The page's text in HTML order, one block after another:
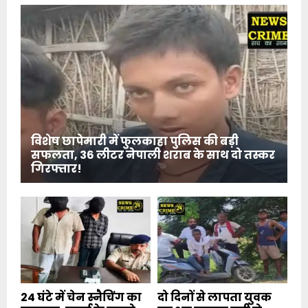
विशेष छापेमारी में फुलकाहा पुलिस की बड़ी
सफलता, 36 लीटर नेपाली शराब के साथ दो तस्कर
गिरफ्तार!
24 घंटे में चेन स्नैचिंग का
दो दिनों से लापता युवक